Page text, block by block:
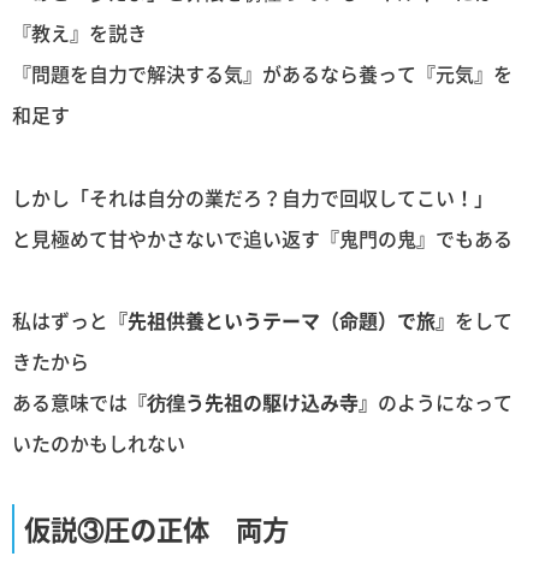
『教え』を説き
『問題を自力で解決する気』があるなら養って『元気』を
和足す
しかし「それは自分の業だろ？自力で回収してこい！」
と見極めて甘やかさないで追い返す『鬼門の鬼』でもある
私はずっと 『先祖供養というテーマ（命題）で旅』 をして
きたから
ある意味では 『彷徨う先祖の駆け込み寺』 のようになって
いたのかもしれない
仮説③圧の正体 両方